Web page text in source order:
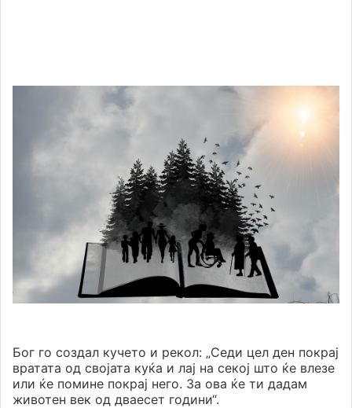
Бог го создал кучето и рекол: „Седи цел ден покрај
вратата од својата куќа и лај на секој што ќе влезе
или ќе помине покрај него. За ова ќе ти дадам
животен век од дваесет години“.